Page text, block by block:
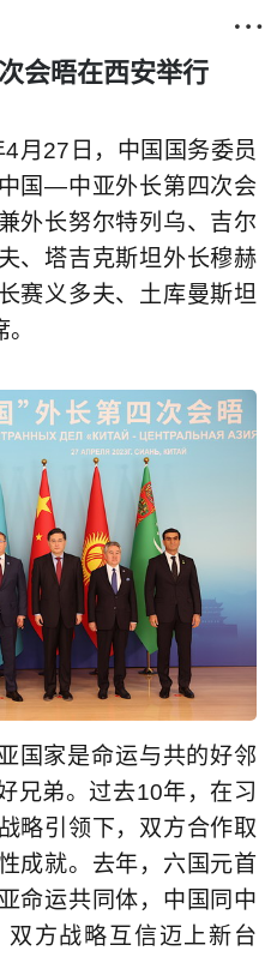

会晤在西安举行
月27日，中国国务委员
国—中亚外长第四次会
外长努尔特列乌、吉尔
、塔吉克斯坦外长穆赫
赛义多夫、土库曼斯坦
国家是命运与共的好邻
兄弟。过去10年，在习
略引领下，双方合作取
成就。去年，六国元首
命运共同体，中国同中
方战略互信迈上新台